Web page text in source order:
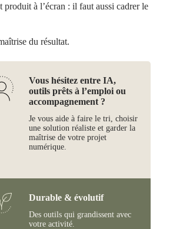
produit à l’écran : il faut aussi cadrer le
du résultat.
Vous hésitez entre IA,
outils prêts à l’emploi ou
accompagnement ?
Je vous aide à faire le tri, choisir
une solution réaliste et garder la
maîtrise de votre projet
numérique.
Durable & évolutif
Des outils qui grandissent avec
votre activité.